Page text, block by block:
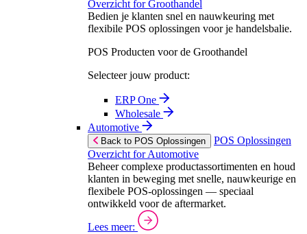
Overzicht for Groothandel
Bedien je klanten snel en nauwkeuring met
flexibile POS oplossingen voor je handelsbalie.
POS Producten voor de Groothandel
Selecteer jouw product:
ERP One
Wholesale
Automotive
Back to POS Oplossingen
POS Oplossingen
Overzicht for Automotive
Beheer complexe productassortimenten en houd
klanten in beweging met snelle, nauwkeurige en
flexibele POS-oplossingen — speciaal
ontwikkeld voor de aftermarket.
Lees meer: